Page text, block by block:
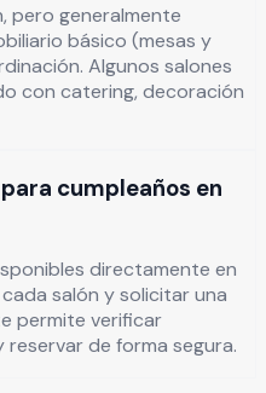
pero generalmente
básico (mesas y
Algunos salones
con catering, decoración
cumpleaños en
directamente en
salón y solicitar una
permite verificar
de forma segura.